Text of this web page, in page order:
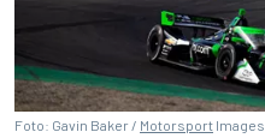
Foto: Gavin Baker / Motorsport Images